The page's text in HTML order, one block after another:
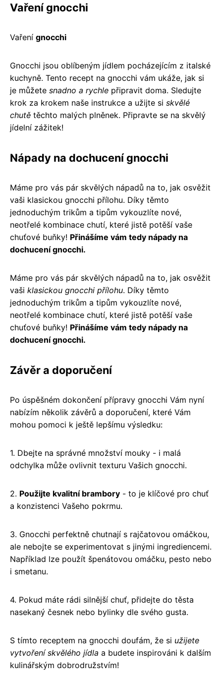
Vaření gnocchi
Vaření gnocchi
Gnocchi jsou oblíbeným jídlem pocházejícím z italské
kuchyně. Tento recept na gnocchi vám ukáže, jak si
je můžete snadno a rychle připravit doma. Sledujte
krok za krokem naše instrukce a užijte si skvělé
chutě těchto malých plněnek. Připravte se na skvělý
jídelní zážitek!
Nápady na dochucení gnocchi
Máme pro vás pár skvělých nápadů na to, jak osvěžit
vaši klasickou gnocchi přílohu. Díky těmto
jednoduchým trikům a tipům vykouzlíte nové,
neotřelé kombinace chutí, které jistě potěší vaše
chuťové buňky! Přinášíme vám tedy nápady na
dochucení gnocchi.
Máme pro vás pár skvělých nápadů na to, jak osvěžit
vaši klasickou gnocchi přílohu. Díky těmto
jednoduchým trikům a tipům vykouzlíte nové,
neotřelé kombinace chutí, které jistě potěší vaše
chuťové buňky! Přinášíme vám tedy nápady na
dochucení gnocchi.
Závěr a doporučení
Po úspěšném dokončení přípravy gnocchi Vám nyní
nabízím několik závěrů a doporučení, které Vám
mohou pomoci k ještě lepšímu výsledku:
1. Dbejte na správné množství mouky - i malá
odchylka může ovlivnit texturu Vašich gnocchi.
2. Použijte kvalitní brambory - to je klíčové pro chuť
a konzistenci Vašeho pokrmu.
3. Gnocchi perfektně chutnají s rajčatovou omáčkou,
ale nebojte se experimentovat s jinými ingrediencemi.
Například lze použít špenátovou omáčku, pesto nebo
i smetanu.
4. Pokud máte rádi silnější chuť, přidejte do těsta
nasekaný česnek nebo bylinky dle svého gusta.
S tímto receptem na gnocchi doufám, že si užijete
vytvoření skvělého jídla a budete inspirováni k dalším
kulinářským dobrodružstvím!